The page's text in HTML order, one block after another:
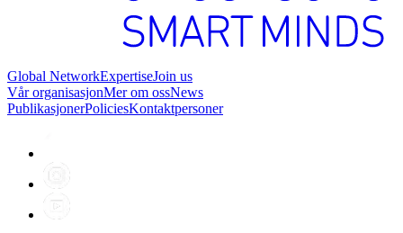
Global NetworkExpertiseJoin us
Vår organisasjonMer om ossNews
PublikasjonerPoliciesKontaktpersoner